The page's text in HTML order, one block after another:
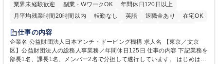
業界未経験歓迎
副業・WワークOK
年間休日120日以上
月平均残業時間20時間以内
転勤なし 英語 退職金あり
在宅OK
賞与あり
育休あり
食事補助あり
仕事の内容
企業名 公益財団法人日本アンチ・ドーピング機構 求人名 【東京／文京
区】公益財団法人の総務人事業務／年間休日125日 仕事の内容 下記業務を
部長1名、課長1名、メンバー2名で分担して遂行しています。 はじめは担